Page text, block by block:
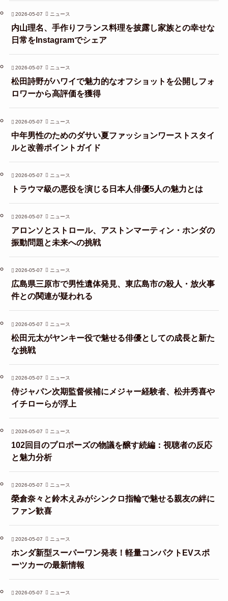
2026-05-07 ニュース
内山理名、手作りフランス料理を披露し家族との幸せな
日常をInstagramでシェア
2026-05-07 ニュース
松田詩野がハワイで魅力的なオフショットを公開しフォ
ロワーから高評価を獲得
2026-05-07 ニュース
中年男性のためのダサい夏ファッションワーストスタイ
ルと改善ポイントガイド
2026-05-07 ニュース
トラウマ級の悪役を演じる日本人俳優5人の魅力とは
2026-05-07 ニュース
アロンソとストロール、アストンマーティン・ホンダの
振動問題と未来への挑戦
2026-05-07 ニュース
広島県三原市で男性遺体発見、東広島市の殺人・放火事
件との関連が疑われる
2026-05-07 ニュース
松田元太がヤンキー役で魅せる俳優としての成長と新た
な挑戦
2026-05-07 ニュース
侍ジャパン次期監督候補にメジャー経験者、松井秀喜や
イチローらが浮上
2026-05-07 ニュース
102回目のプロポーズの物議を醸す続編：視聴者の反応
と魅力分析
2026-05-07 ニュース
榮倉奈々と鈴木えみがシンクロ指輪で魅せる親友の絆に
ファン歓喜
2026-05-07 ニュース
ホンダ新型スーパーワン発表！軽量コンパクトEVスポ
ーツカーの最新情報
2026-05-07 ニュース